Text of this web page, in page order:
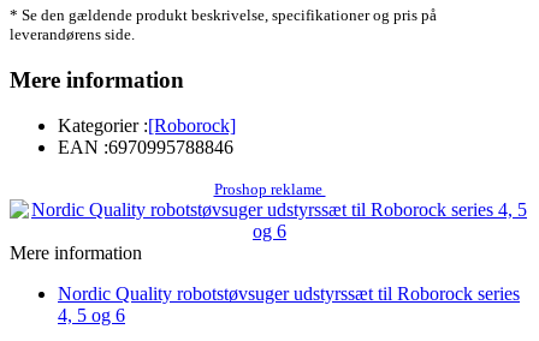
* Se den gældende produkt beskrivelse, specifikationer og pris på
leverandørens side.
Mere information
Kategorier :[Roborock]
EAN :6970995788846
Proshop reklame
Mere information
Nordic Quality robotstøvsuger udstyrssæt til Roborock series
4, 5 og 6